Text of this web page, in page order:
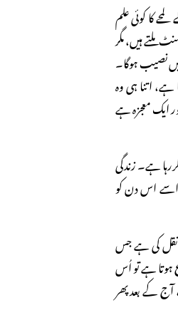
کا کوئی علم
زندہ رہنے والے انسان کو آج کے دن چوبیس گھنٹے یا ۱۴۴۰ منٹ ملتے ہیں، مگر
نصیب ہوگا۔
اتنا ہی وہ
ایک معجزہ ہے
ہے۔ زندگی
اس دن کو
نقل کی ہے جس
ہوتا ہے تو اُس
کے بعد پھر